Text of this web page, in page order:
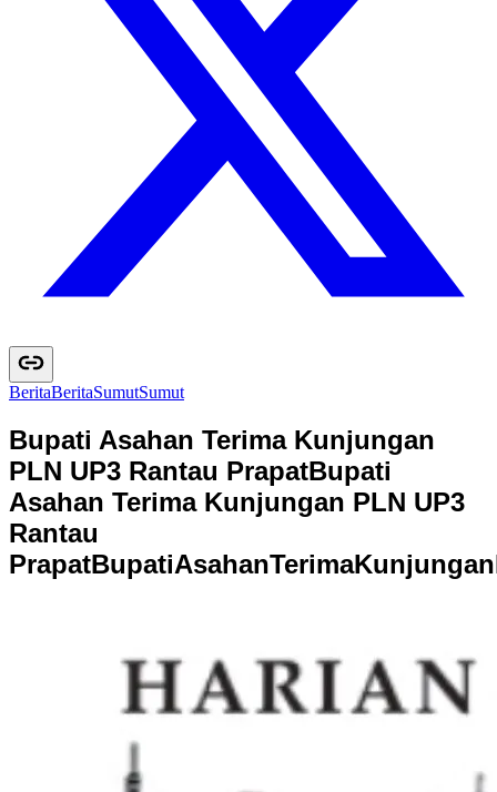
BeritaBeritaSumutSumut
Bupati Asahan Terima Kunjungan
PLN UP3 Rantau PrapatBupati
Asahan Terima Kunjungan PLN UP3
Rantau
PrapatBupatiAsahanTerimaKunjungan